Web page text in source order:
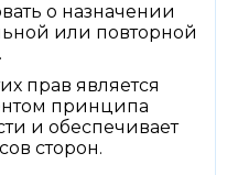
о назначении
или повторной
прав является
принципа
и обеспечивает
сторон.